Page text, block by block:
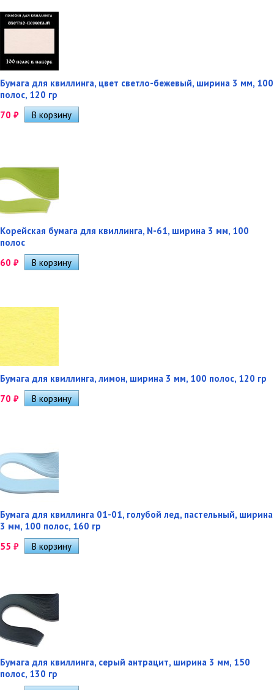
Бумага для квиллинга, цвет светло-бежевый, ширина 3 мм, 100
полос, 120 гр
70 ₽
Корейская бумага для квиллинга, N-61, ширина 3 мм, 100
полос
60 ₽
Бумага для квиллинга, лимон, ширина 3 мм, 100 полос, 120 гр
70 ₽
Бумага для квиллинга 01-01, голубой лед, пастельный, ширина
3 мм, 100 полос, 160 гр
55 ₽
Бумага для квиллинга, серый антрацит, ширина 3 мм, 150
полос, 130 гр